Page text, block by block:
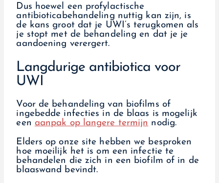
Dus hoewel een profylactische
antibioticabehandeling nuttig kan zijn, is
de kans groot dat je UWI’s terugkomen als
je stopt met de behandeling en dat je je
aandoening verergert.
Langdurige antibiotica voor
UWI
Voor de behandeling van biofilms of
ingebedde infecties in de blaas is mogelijk
een aanpak op langere termijn nodig.
Elders op onze site hebben we besproken
hoe moeilijk het is om een infectie te
behandelen die zich in een biofilm of in de
blaaswand bevindt.